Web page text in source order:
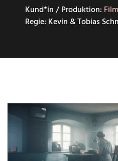
Kund*in / Produktion:
Regie: Kevin & Tobias